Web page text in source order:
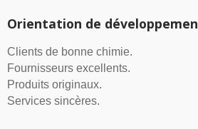
Orientation de
Clients de bonne chimie.
Fournisseurs excellents.
Produits originaux.
Services sincères.